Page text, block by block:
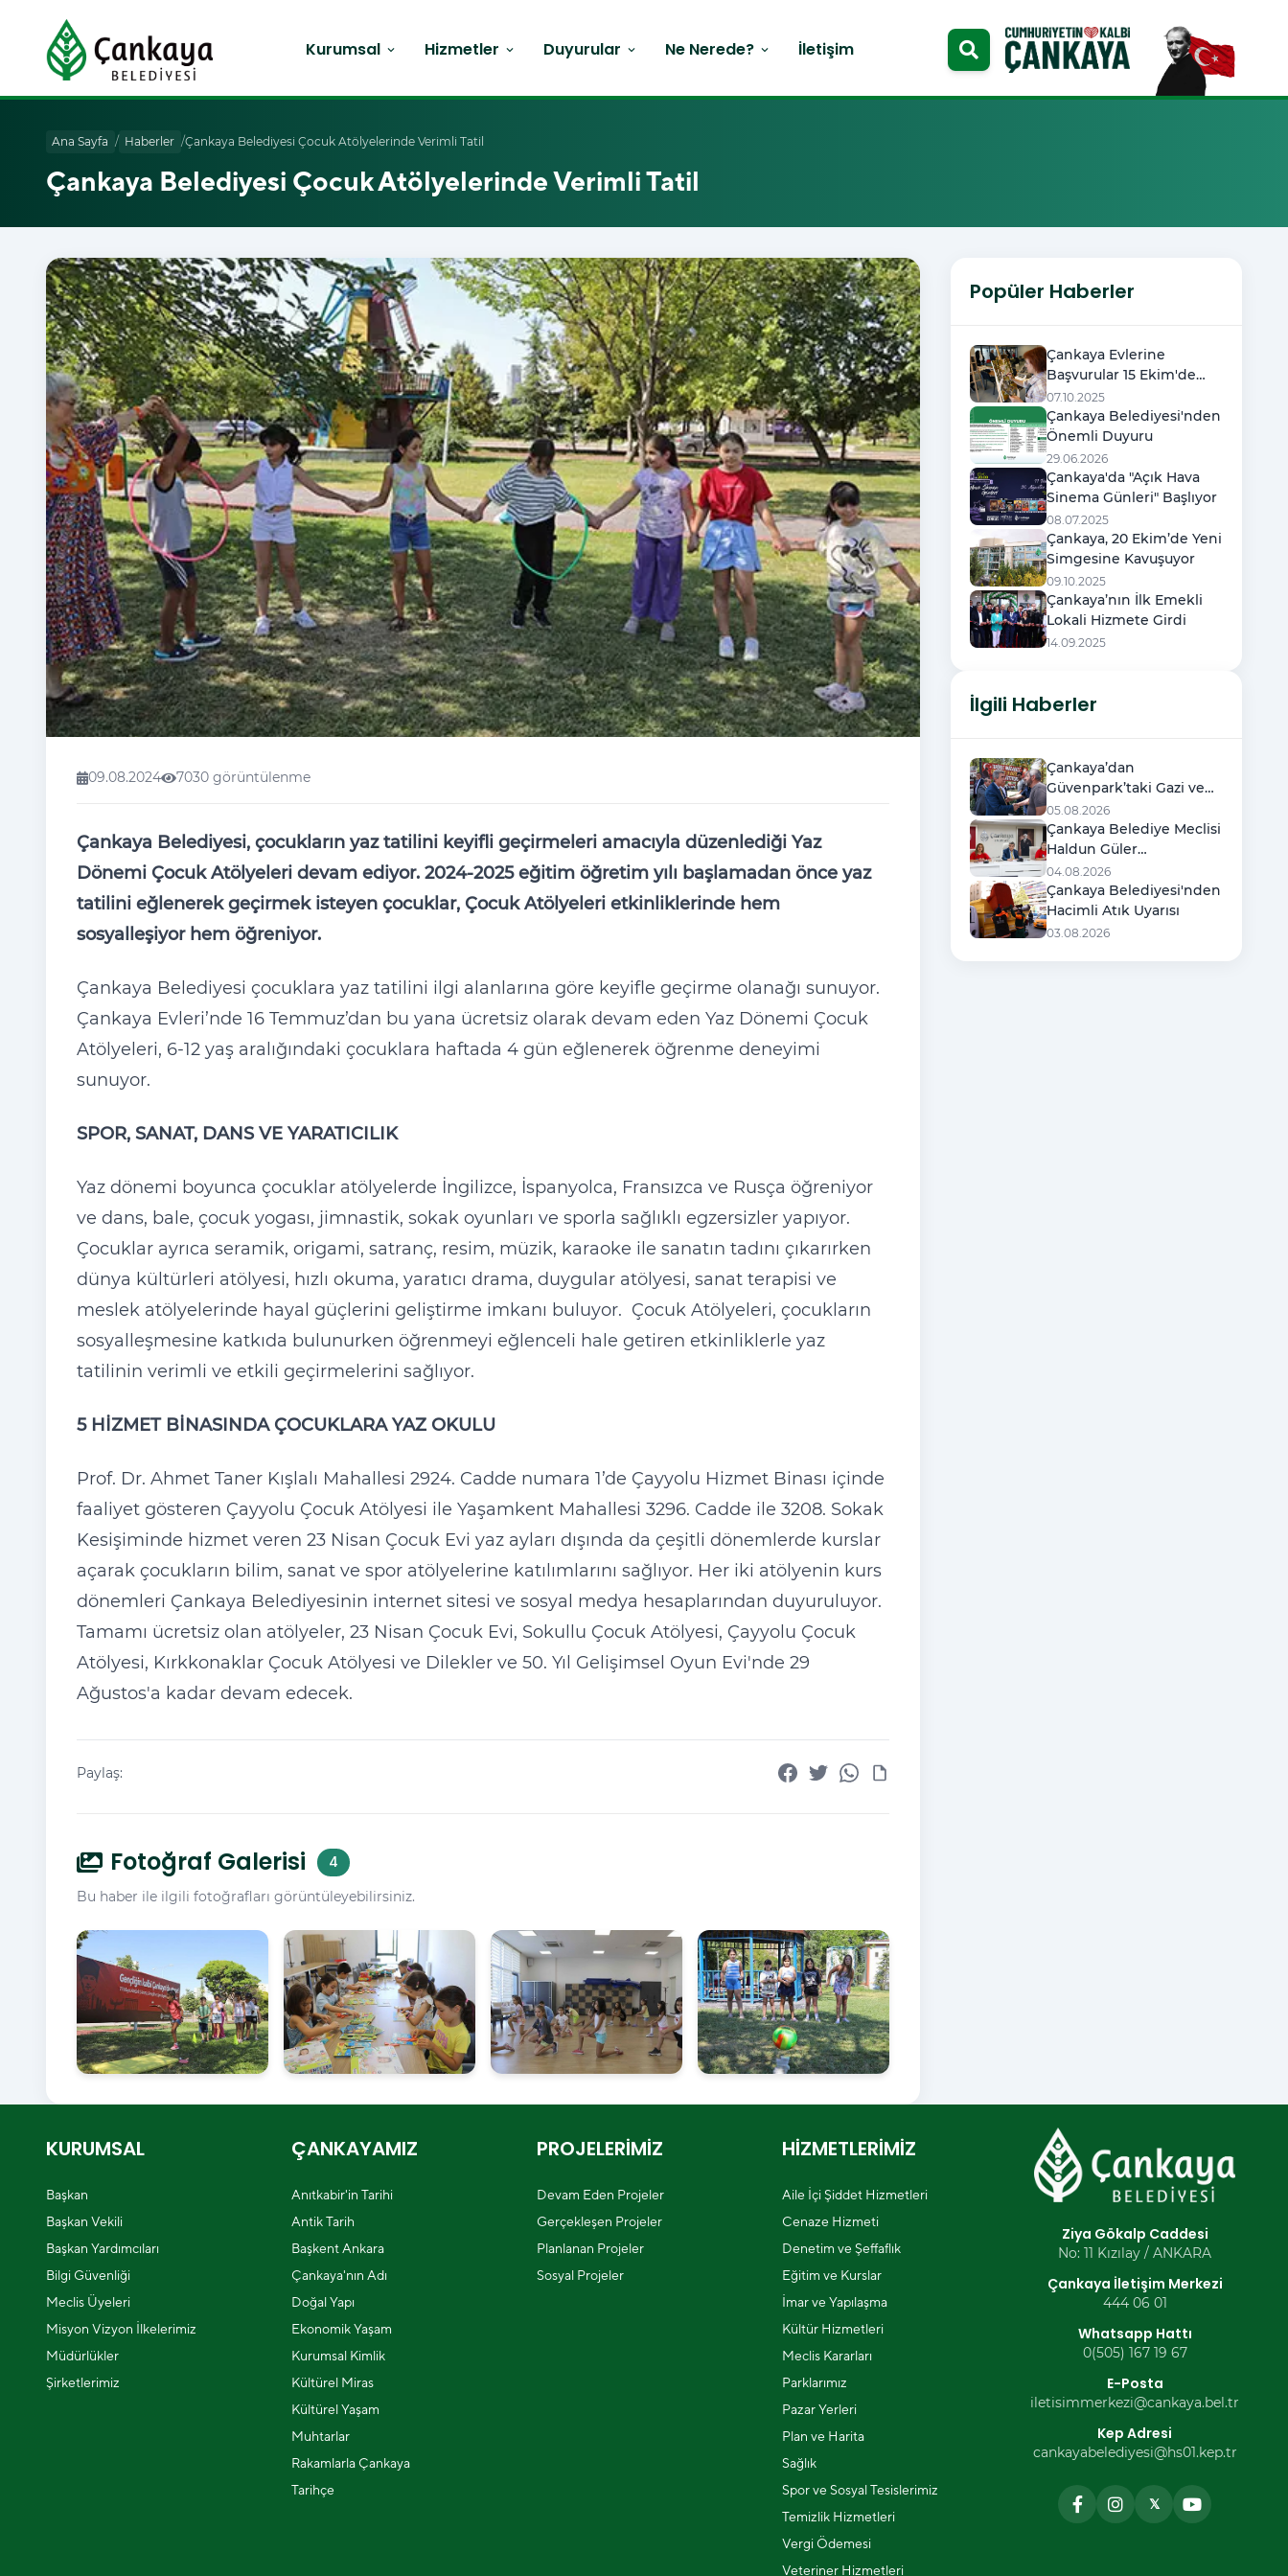
Kurumsal expand_more Hizmetler expand_more Duyurular expand_more Ne Nerede? expand_more İletişim
Ana Sayfa / Haberler /Çankaya Belediyesi Çocuk Atölyelerinde Verimli Tatil
Çankaya Belediyesi Çocuk Atölyelerinde Verimli Tatil
09.08.2024 7030 görüntülenme
Çankaya Belediyesi, çocukların yaz tatilini keyifli geçirmeleri amacıyla düzenlediği Yaz
Dönemi Çocuk Atölyeleri devam ediyor. 2024-2025 eğitim öğretim yılı başlamadan önce yaz
tatilini eğlenerek geçirmek isteyen çocuklar, Çocuk Atölyeleri etkinliklerinde hem
sosyalleşiyor hem öğreniyor.
Çankaya Belediyesi çocuklara yaz tatilini ilgi alanlarına göre keyifle geçirme olanağı sunuyor.
Çankaya Evleri’nde 16 Temmuz’dan bu yana ücretsiz olarak devam eden Yaz Dönemi Çocuk
Atölyeleri, 6-12 yaş aralığındaki çocuklara haftada 4 gün eğlenerek öğrenme deneyimi
sunuyor.
SPOR, SANAT, DANS VE YARATICILIK
Yaz dönemi boyunca çocuklar atölyelerde İngilizce, İspanyolca, Fransızca ve Rusça öğreniyor
ve dans, bale, çocuk yogası, jimnastik, sokak oyunları ve sporla sağlıklı egzersizler yapıyor.
Çocuklar ayrıca seramik, origami, satranç, resim, müzik, karaoke ile sanatın tadını çıkarırken
dünya kültürleri atölyesi, hızlı okuma, yaratıcı drama, duygular atölyesi, sanat terapisi ve
meslek atölyelerinde hayal güçlerini geliştirme imkanı buluyor. Çocuk Atölyeleri, çocukların
sosyalleşmesine katkıda bulunurken öğrenmeyi eğlenceli hale getiren etkinliklerle yaz
tatilinin verimli ve etkili geçirmelerini sağlıyor.
5 HİZMET BİNASINDA ÇOCUKLARA YAZ OKULU
Prof. Dr. Ahmet Taner Kışlalı Mahallesi 2924. Cadde numara 1’de Çayyolu Hizmet Binası içinde
faaliyet gösteren Çayyolu Çocuk Atölyesi ile Yaşamkent Mahallesi 3296. Cadde ile 3208. Sokak
Kesişiminde hizmet veren 23 Nisan Çocuk Evi yaz ayları dışında da çeşitli dönemlerde kurslar
açarak çocukların bilim, sanat ve spor atölyelerine katılımlarını sağlıyor. Her iki atölyenin kurs
dönemleri Çankaya Belediyesinin internet sitesi ve sosyal medya hesaplarından duyuruluyor.
Tamamı ücretsiz olan atölyeler, 23 Nisan Çocuk Evi, Sokullu Çocuk Atölyesi, Çayyolu Çocuk
Atölyesi, Kırkkonaklar Çocuk Atölyesi ve Dilekler ve 50. Yıl Gelişimsel Oyun Evi'nde 29
Ağustos'a kadar devam edecek.
Paylaş:
Fotoğraf Galerisi 4
Bu haber ile ilgili fotoğrafları görüntüleyebilirsiniz.
Popüler Haberler
Çankaya Evlerine
Başvurular 15 Ekim'de
Başlıyor
07.10.2025
Çankaya Belediyesi'nden
Önemli Duyuru
29.06.2026
Çankaya'da "Açık Hava
Sinema Günleri" Başlıyor
08.07.2025
Çankaya, 20 Ekim’de Yeni
Simgesine Kavuşuyor
09.10.2025
Çankaya’nın İlk Emekli
Lokali Hizmete Girdi
14.09.2025
İlgili Haberler
Çankaya’dan
Güvenpark’taki Gazi ve
Şehit Ailelerine Destek
Ziyareti
05.08.2026
Çankaya Belediye Meclisi
Haldun Güler
Başkanlığında Toplandı
04.08.2026
Çankaya Belediyesi'nden
Hacimli Atık Uyarısı
03.08.2026
KURUMSAL
Başkan
Başkan Vekili
Başkan Yardımcıları
Bilgi Güvenliği
Meclis Üyeleri
Misyon Vizyon İlkelerimiz
Müdürlükler
Şirketlerimiz
ÇANKAYAMIZ
Anıtkabir'in Tarihi
Antik Tarih
Başkent Ankara
Çankaya'nın Adı
Doğal Yapı
Ekonomik Yaşam
Kurumsal Kimlik
Kültürel Miras
Kültürel Yaşam
Muhtarlar
Rakamlarla Çankaya
Tarihçe
PROJELERİMİZ
Devam Eden Projeler
Gerçekleşen Projeler
Planlanan Projeler
Sosyal Projeler
HİZMETLERİMİZ
Aile İçi Şiddet Hizmetleri
Cenaze Hizmeti
Denetim ve Şeffaflık
Eğitim ve Kurslar
İmar ve Yapılaşma
Kültür Hizmetleri
Meclis Kararları
Parklarımız
Pazar Yerleri
Plan ve Harita
Sağlık
Spor ve Sosyal Tesislerimiz
Temizlik Hizmetleri
Vergi Ödemesi
Veteriner Hizmetleri
Ziya Gökalp Caddesi
No: 11 Kızılay / ANKARA
Çankaya İletişim Merkezi
444 06 01
Whatsapp Hattı
0(505) 167 19 67
E-Posta
iletisimmerkezi@cankaya.bel.tr
Kep Adresi
cankayabelediyesi@hs01.kep.tr
𝕏